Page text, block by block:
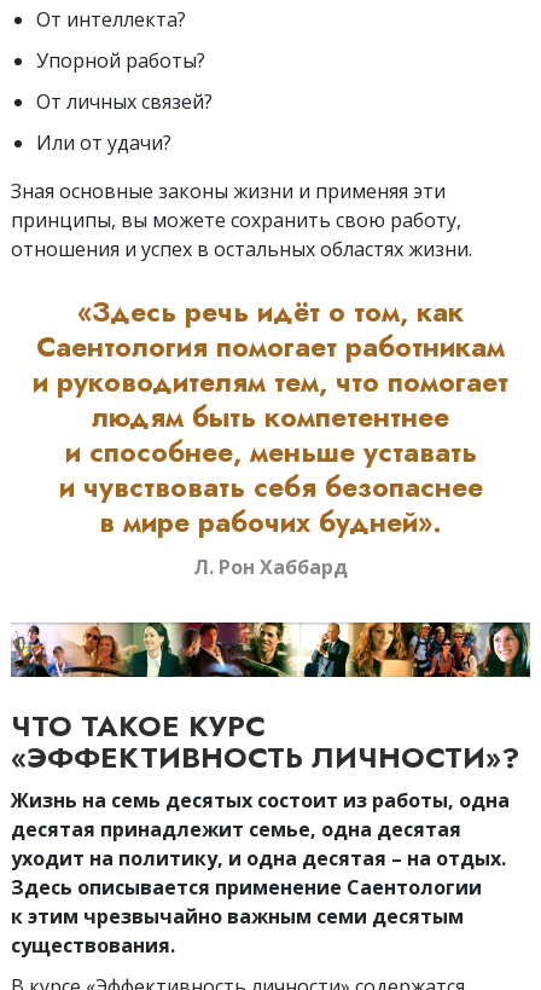
От интеллекта?
Упорной работы?
От личных связей?
Или от удачи?
Зная основные законы жизни и применяя эти
принципы, вы можете сохранить свою работу,
отношения и успех в остальных областях жизни.
«Здесь речь идёт о том, как
Саентология помогает работникам
и руководителям тем, что помогает
людям быть компетентнее
и способнее, меньше уставать
и чувствовать себя безопаснее
в мире рабочих будней».
Л. Рон Хаббард
ЧТО ТАКОЕ КУРС
«ЭФФЕКТИВНОСТЬ ЛИЧНОСТИ»?
Жизнь на семь десятых состоит из работы, одна
десятая принадлежит семье, одна десятая
уходит на политику, и одна десятая – на отдых.
Здесь описывается применение Саентологии
к этим чрезвычайно важным семи десятым
существования.